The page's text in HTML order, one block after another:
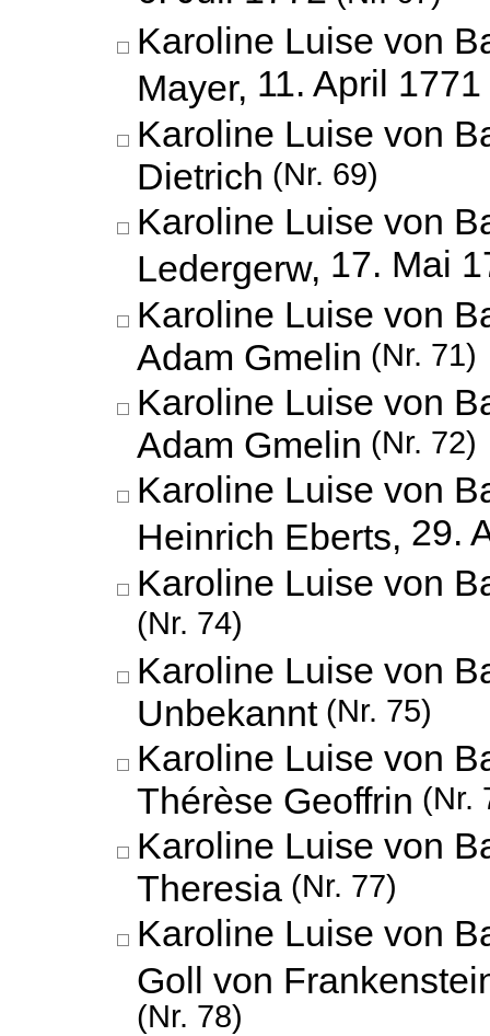
Karoline Luise von
Mayer, 11. April 1771
Karoline Luise von
Dietrich (Nr. 69)
Karoline Luise von
Ledergerw, 17. Mai
Karoline Luise von
Adam Gmelin (Nr. 71)
Karoline Luise von
Adam Gmelin (Nr. 72)
Karoline Luise von
Heinrich Eberts, 29.
Karoline Luise von
(Nr. 74)
Karoline Luise von
Unbekannt (Nr. 75)
Karoline Luise von
Thérèse Geoffrin (Nr.
Karoline Luise von
Theresia (Nr. 77)
Karoline Luise von
Goll von
(Nr. 78)